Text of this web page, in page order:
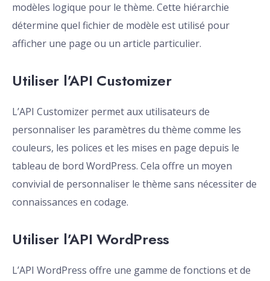
modèles logique pour le thème. Cette hiérarchie
détermine quel fichier de modèle est utilisé pour
afficher une page ou un article particulier.
Utiliser l’API Customizer
L’API Customizer permet aux utilisateurs de
personnaliser les paramètres du thème comme les
couleurs, les polices et les mises en page depuis le
tableau de bord WordPress. Cela offre un moyen
convivial de personnaliser le thème sans nécessiter de
connaissances en codage.
Utiliser l’API WordPress
L’API WordPress offre une gamme de fonctions et de